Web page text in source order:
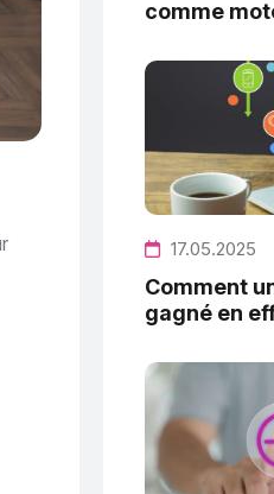
comme
17.05.2025
Comment
gagné en